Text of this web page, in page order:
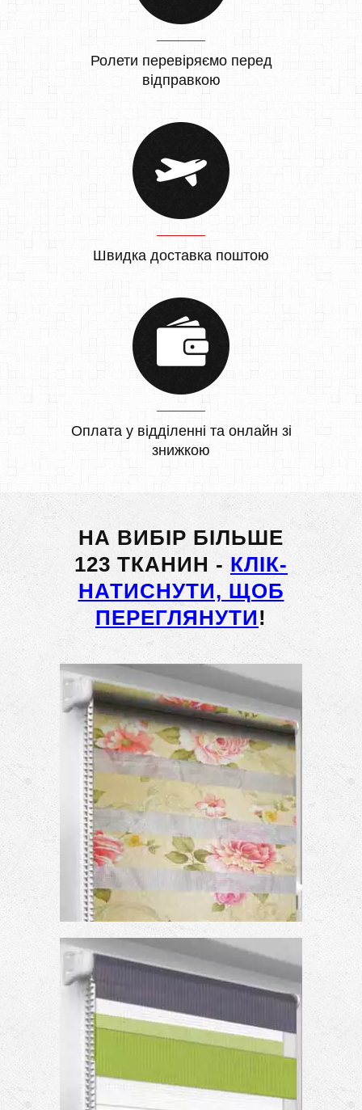
Ролети перевіряємо перед
відправкою
Швидка доставка поштою
Оплата у відділенні та онлайн зі
знижкою
НА ВИБІР БІЛЬШЕ
123 ТКАНИН - КЛІК-
НАТИСНУТИ, ЩОБ
ПЕРЕГЛЯНУТИ!